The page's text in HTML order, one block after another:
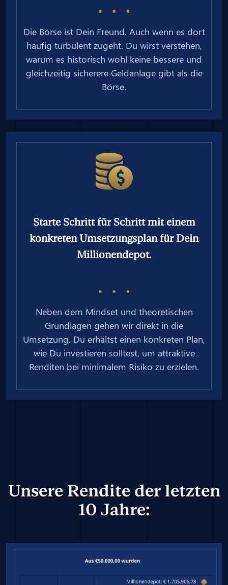
Die Börse ist Dein Freund. Auch wenn es dort
häufig turbulent zugeht. Du wirst verstehen,
warum es historisch wohl keine bessere und
gleichzeitig sicherere Geldanlage gibt als die
Börse.
Starte Schritt für Schritt mit einem
konkreten Umsetzungsplan für Dein
Millionendepot.
Neben dem Mindset und theoretischen
Grundlagen gehen wir direkt in die
Umsetzung. Du erhältst einen konkreten Plan,
wie Du investieren solltest, um attraktive
Renditen bei minimalem Risiko zu erzielen.
Unsere Rendite der letzten
10 Jahre: